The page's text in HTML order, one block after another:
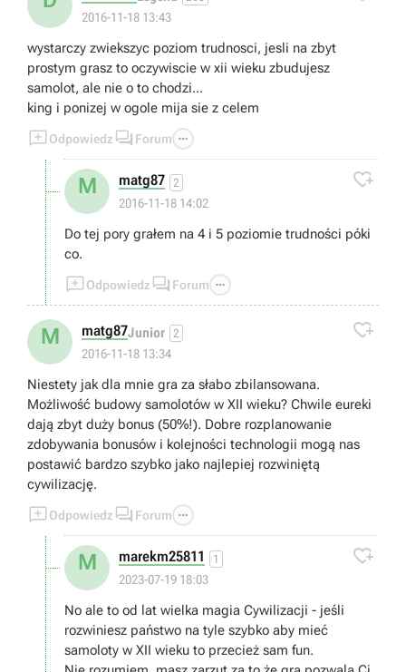
2016-11-18 13:43
wystarczy zwiekszyc poziom trudnosci, jesli na zbyt
prostym grasz to oczywiscie w xii wieku zbudujesz
samolot, ale nie o to chodzi...
king i ponizej w ogole mija sie z celem
Odpowiedz  Forum 
M matg87 2
2016-11-18 14:02

Do tej pory grałem na 4 i 5 poziomie trudności póki
co.
Odpowiedz  Forum 
M matg87Junior 2
2016-11-18 13:34

Niestety jak dla mnie gra za słabo zbilansowana.
Możliwość budowy samolotów w XII wieku? Chwile eureki
dają zbyt duży bonus (50%!). Dobre rozplanowanie
zdobywania bonusów i kolejności technologii mogą nas
postawić bardzo szybko jako najlepiej rozwiniętą
cywilizację.
Odpowiedz  Forum 
M marekm25811 1
2023-07-19 18:03

No ale to od lat wielka magia Cywilizacji - jeśli
rozwiniesz państwo na tyle szybko aby mieć
samoloty w XII wieku to przecież sam fun.